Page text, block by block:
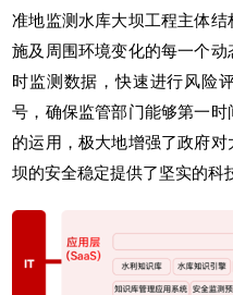
准地监测水库大坝工程主体
施及周围环境变化的每一个
时监测数据，快速进行风险
号，确保监管部门能够第一
的运用，极大地增强了政府
坝的安全稳定提供了坚实的科